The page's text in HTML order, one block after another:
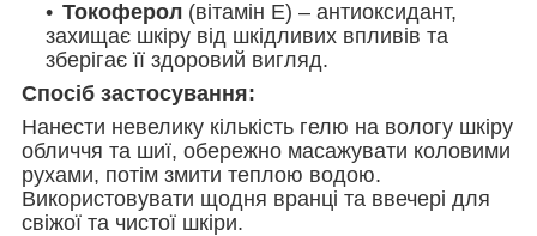
Токоферол (вітамін E) – антиоксидант,
захищає шкіру від шкідливих впливів та
зберігає її здоровий вигляд.
Спосіб застосування:
Нанести невелику кількість гелю на вологу шкіру
обличчя та шиї, обережно масажувати коловими
рухами, потім змити теплою водою.
Використовувати щодня вранці та ввечері для
свіжої та чистої шкіри.